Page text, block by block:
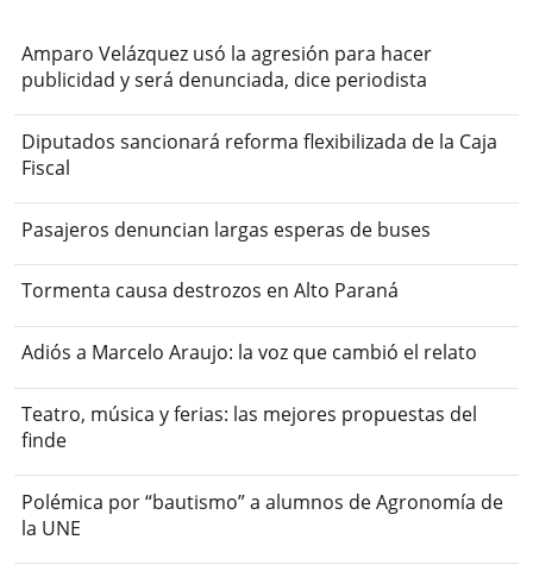
Amparo Velázquez usó la agresión para hacer
publicidad y será denunciada, dice periodista
Diputados sancionará reforma flexibilizada de la Caja
Fiscal
Pasajeros denuncian largas esperas de buses
Tormenta causa destrozos en Alto Paraná
Adiós a Marcelo Araujo: la voz que cambió el relato
Teatro, música y ferias: las mejores propuestas del
finde
Polémica por “bautismo” a alumnos de Agronomía de
la UNE